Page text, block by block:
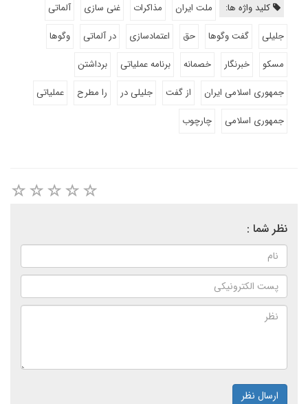
کلید واژه ها: ملت ایران مذاکرات غنی سازی
آلماتی
جلیلی
گفت وگوها حق اعتمادسازی در آلماتی
وگوها
مسکو
خبرنگار خصمانه برنامه عملیاتی
برداشتن
جمهوری اسلامی ایران
از گفت جلیلی در را مطرح
عملیاتی
جمهوری اسلامی
چارچوب
نظر شما :
ارسال نظر